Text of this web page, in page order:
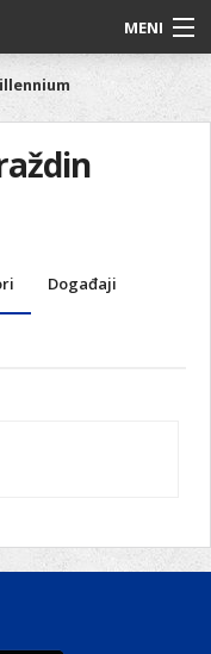
MENI
Događaji